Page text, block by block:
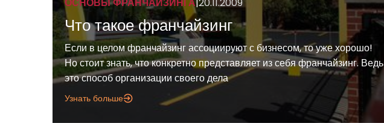
ОСНОВЫ ФРАНЧАЙЗИНГА|20.11.2009
Что такое франчайзинг
Если в целом франчайзинг ассоциируют с бизнесом, то уже хорошо!
Но стоит знать, что конкретно представляет из себя франчайзинг. Ведь
это способ организации своего дела
Узнать больше